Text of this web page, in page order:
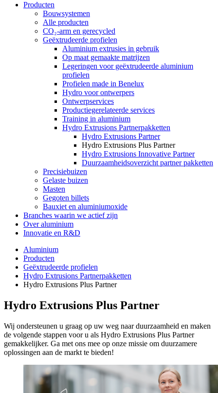
Producten
Bouwsystemen
Alle producten
CO₂-arm en gerecycled
Geëxtrudeerde profielen
Aluminium extrusies in gebruik
Op maat gemaakte matrijzen
Legeringen voor geëxtrudeerde aluminium
profielen
Profielen made in Benelux
Hydro voor ontwerpers
Ontwerpservices
Productiegerelateerde services
Training in aluminium
Hydro Extrusions Partnerpakketten
Hydro Extrusions Partner
Hydro Extrusions Plus Partner
Hydro Extrusions Innovative Partner
Duurzaamheidsoverzicht partner pakketten
Precisiebuizen
Gelaste buizen
Masten
Gegoten billets
Bauxiet en aluminiumoxide
Branches waarin we actief zijn
Over aluminium
Innovatie en R&D
Aluminium
Producten
Geëxtrudeerde profielen
Hydro Extrusions Partnerpakketten
Hydro Extrusions Plus Partner
Hydro Extrusions Plus Partner
Wij ondersteunen u graag op uw weg naar duurzaamheid en maken
de volgende stappen voor u als Hydro Extrusions Plus Partner
gemakkelijker. Ga met ons mee op onze missie om duurzamere
oplossingen aan de markt te bieden!